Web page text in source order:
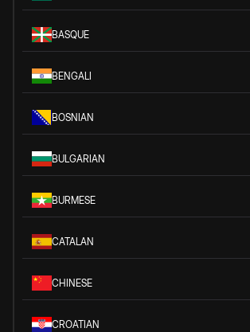
BASQUE
BENGALI
BOSNIAN
BULGARIAN
BURMESE
CATALAN
CHINESE
CROATIAN